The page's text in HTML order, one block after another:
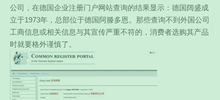
公司，在德国企业注册门户网站查询的结果显示：德国阔盛成
立于1973年，总部位于德国阿滕多恩。那些查询不到外国公司
工商信息或相关信息与其宣传严重不符的，消费者选购其产品
时就要格外谨慎了。